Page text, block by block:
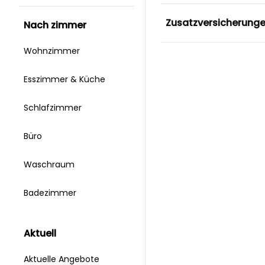
nach zimmer
Wohnzimmer
Esszimmer & Küche
Schlafzimmer
Büro
Waschraum
Badezimmer
aktuell
Aktuelle Angebote